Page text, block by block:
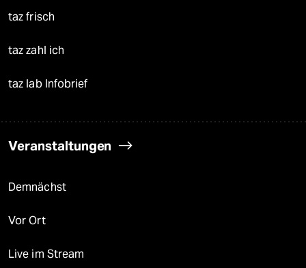
taz frisch
taz zahl ich
taz lab Infobrief
Veranstaltungen
Demnächst
Vor Ort
Live im Stream